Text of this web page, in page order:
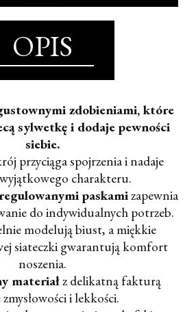
OPIS
zdobieniami, które
sylwetkę i dodaje pewności
siebie.
przyciąga spojrzenia i nadaje
charakteru.
paskamizapewnia
do indywidualnych potrzeb.
modelują biust, a miękkie
siateczki gwarantują komfort
noszenia.
materiałz delikatną fakturą
i lekkości.